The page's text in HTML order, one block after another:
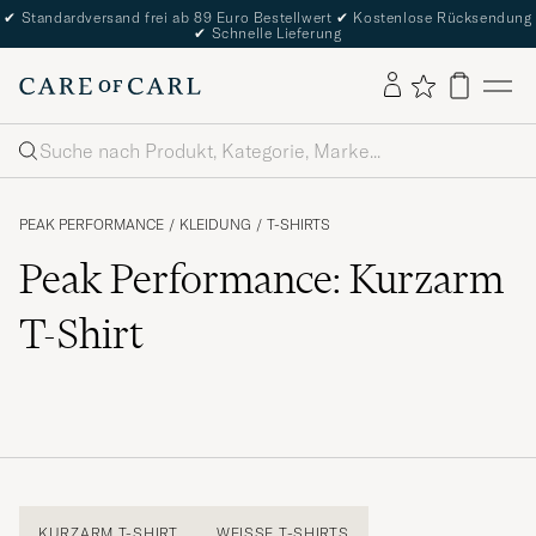
✔ Standardversand frei ab 89 Euro Bestellwert ✔ Kostenlose Rücksendung
✔ Schnelle Lieferung
Suche
PEAK PERFORMANCE / KLEIDUNG / T-SHIRTS
Peak Performance: Kurzarm
T-Shirt
KURZARM T-SHIRT WEISSE T-SHIRTS